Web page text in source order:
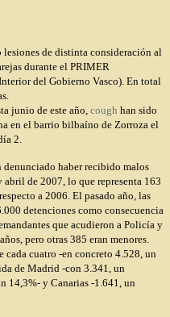
de distinta consideración al
durante el PRIMER
del Gobierno Vasco). En total
junio de este año, cough han sido
en el barrio bilbaíno de Zorroza el
2.
denunciado haber recibido malos
abril de 2007, lo que representa 163
a 2006. El pasado año, las
detenciones como consecuencia
que acudieron a Policía y
pero otras 385 eran menores.
cada cuatro -en concreto 4.528, un
de Madrid -con 3.341, un
14,3%- y Canarias -1.641, un